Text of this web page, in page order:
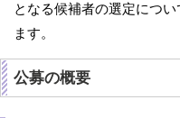
となる候補者の選定につ
ます。
公募の概要